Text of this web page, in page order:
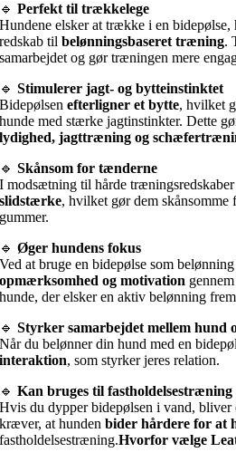
🔹Perfekt til trækkelege
Hundene elsker at trække i en
redskab tilbelønningsbaseret træning.
samarbejdet og gør træningen mere
🔹Stimulerer jagt- og bytteinstinktet
Bidepølsenefterligner et bytte, hvilket
hunde med stærke jagtinstinkter. Dette
lydighed, jagttræning og
🔹Skånsom for tænderne
I modsætning til hårde
slidstærke, hvilket gør dem
gummer.
🔹Øger hundens fokus
Ved at bruge en bidepølse som
opmærksomhed og motivation
hunde, der elsker en aktiv belønning
🔹Styrker samarbejdet mellem hund
Når du belønner din hund med en
interaktion, som styrker jeres relation.
🔹Kan bruges til fastholdelsestræning
Hvis du dypper bidepølsen i vand,
kræver, at hundenbider hårdere for at
fastholdelsestræning.Hvorfor vælge